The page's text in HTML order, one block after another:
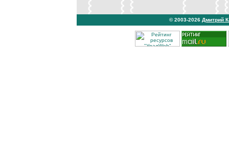
© 2003-2026 Дмитрий